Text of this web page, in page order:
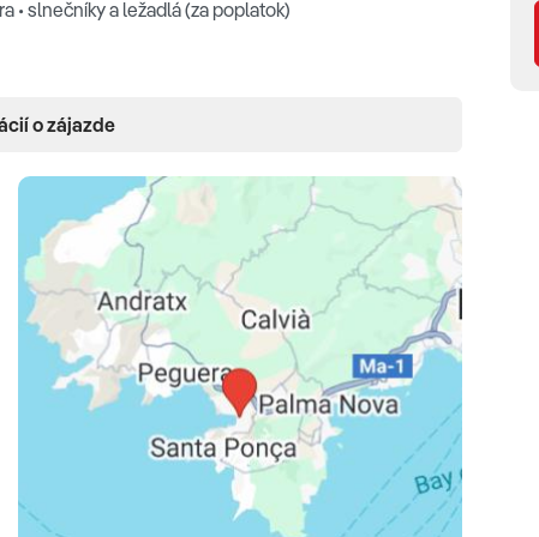
• slnečníky a ležadlá (za poplatok)
• LCD TV • telefón • trezor (za poplatok) • minibar •
30 m2, pre 2-3 osoby) • Double Standard(20 m2, pre
m2, pre 2-3 osoby, výhľad na bazén/bočný výhľad na
o zájazde